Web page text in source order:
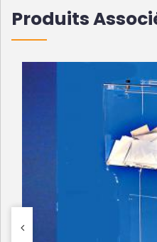
Produits